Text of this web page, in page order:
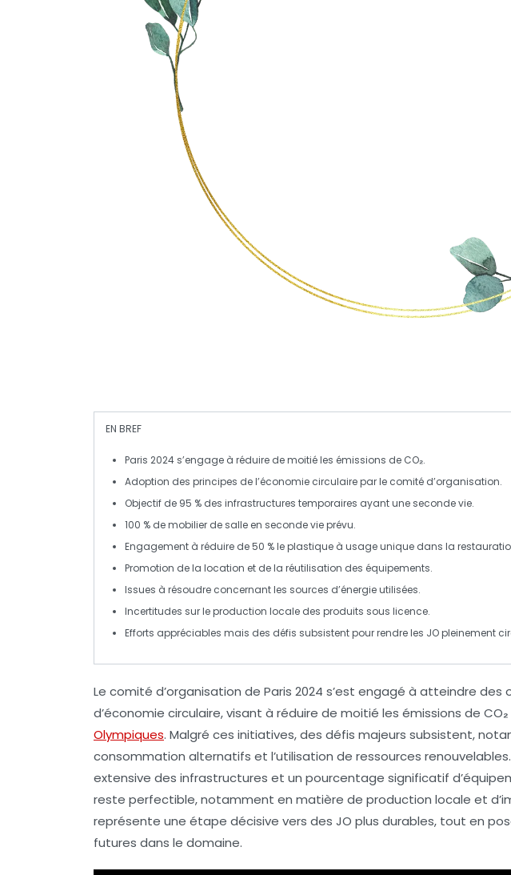
EN BREF
Paris 2024 s’engage à réduire demoitiéles émissions de CO₂.
Adoption des principes del’économie circulairepar le comité d’organisation.
Objectif de 95 % des infrastructures temporaires ayant une seconde vie.
100 % de mobilier de salle en seconde vie prévu.
Engagement à réduire de50 %le plastique à usage unique dans la
Promotion de la location et de la réutilisation des équipements.
Issues à résoudre concernant les sources d’énergieutilisées.
Incertitudes sur leproduction locale des produits sous licence.
Efforts appréciables mais des défis subsistent pour rendre les JO pleinement
Le comité d’organisation de Paris 2024 s’est engagé à atteindre des
d’économie circulaire, visant à réduire de moitié les émissions de CO₂
Olympiques. Malgré ces initiatives, des défis majeurs subsistent,
consommation alternatifs et l’utilisation de ressources renouvelables
extensive des infrastructures et un pourcentage significatif
reste perfectible, notamment en matière de production locale et
représente une étape décisive vers des JO plus durables, tout en
futures dans le domaine.